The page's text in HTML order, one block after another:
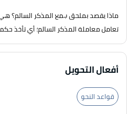
ماذا يقصد بملحق جمع المذكر السالم؟
تعامل معاملة المذكر السالم؛ أي تأخذ
أفعال التحويل
قواعد النحو